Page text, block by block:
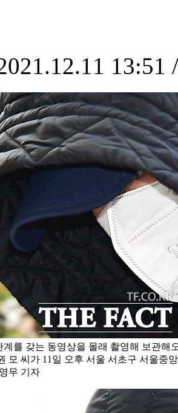
13:51
계를 갖는 동영상을 몰래 촬영해 보관해
모 씨가 11일 오후 서울 서초구 서울중
무 기자